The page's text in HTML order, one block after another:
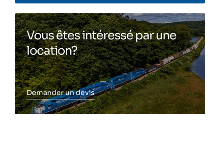
Vous êtes intéressé par une
location?
Demander un devis